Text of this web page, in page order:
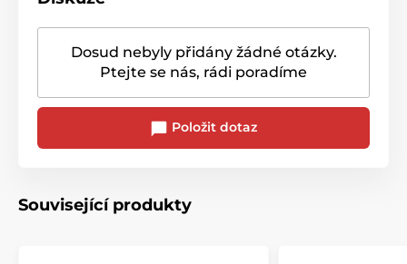
Dosud nebyly přidány žádné otázky.
Ptejte se nás, rádi poradíme
Položit dotaz
Související produkty